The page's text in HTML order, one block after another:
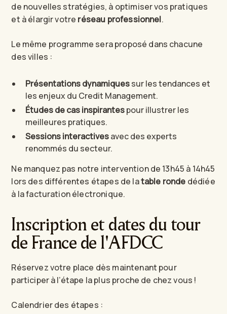
de nouvelles stratégies, à optimiser vos pratiques
et à élargir votre réseau professionnel.
Le même programme sera proposé dans chacune
des villes :
Présentations dynamiquessur les tendances et
les enjeux du Credit Management.
Études de cas inspirantespour illustrer les
meilleures pratiques.
Sessions interactivesavec des experts
renommés du secteur.
Ne manquez pas notre intervention de 13h45 à 14h45
lors des différentes étapes de latable ronde dédiée
à la facturation électronique.
Inscription et dates du tour
de France de l'AFDCC
Réservez votre place dès maintenant pour
participer à l’étape la plus proche de chez vous !
Calendrier des étapes :